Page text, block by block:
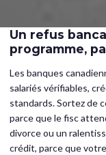
Un refus
programme,
Les banques
salariés vérifiables,
standards. Sortez de
parce que le fisc
divorce ou un
crédit, parce que